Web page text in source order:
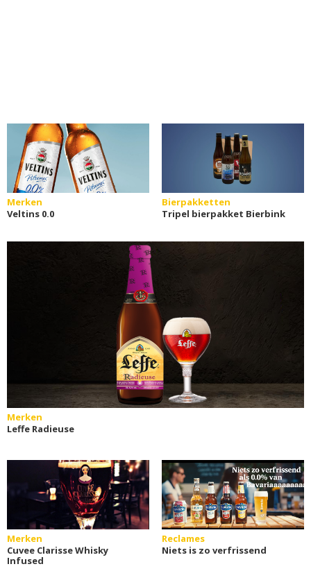
Merken
Veltins 0.0
Bierpakketten
Tripel bierpakket Bierbink
Merken
Leffe Radieuse
Merken
Cuvee Clarisse Whisky
Infused
Reclames
Niets is zo verfrissend